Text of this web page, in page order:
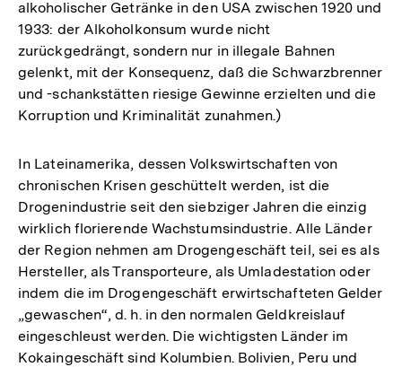
alkoholischer Getränke in den USA zwischen 1920 und
1933: der Alkoholkonsum wurde nicht
zurückgedrängt, sondern nur in illegale Bahnen
gelenkt, mit der Konsequenz, daß die Schwarzbrenner
und -schankstätten riesige Gewinne erzielten und die
Korruption und Kriminalität zunahmen.)
In Lateinamerika, dessen Volkswirtschaften von
chronischen Krisen geschüttelt werden, ist die
Drogenindustrie seit den siebziger Jahren die einzig
wirklich florierende Wachstumsindustrie. Alle Länder
der Region nehmen am Drogengeschäft teil, sei es als
Hersteller, als Transporteure, als Umladestation oder
indem die im Drogengeschäft erwirtschafteten Gelder
„gewaschen“, d. h. in den normalen Geldkreislauf
eingeschleust werden. Die wichtigsten Länder im
Kokaingeschäft sind Kolumbien. Bolivien, Peru und